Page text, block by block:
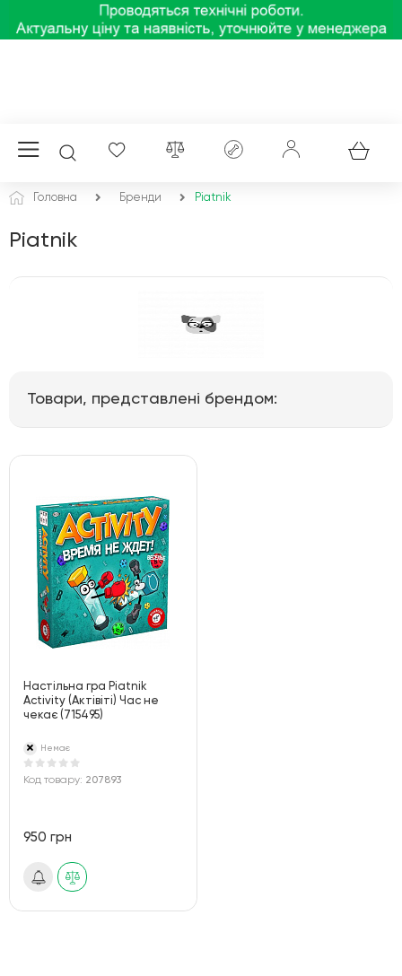
Головна Бренди Piatnik
Piatnik
Товари, представлені брендом:
Настільна гра Piatnik
Activity (Актівіті) Час не
чекає (715495)
Немає
Код товару: 207893
950 грн